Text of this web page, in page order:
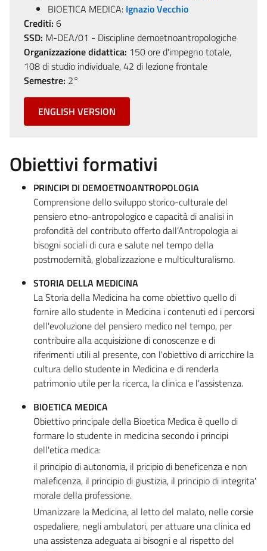
BIOETICA MEDICA: Ignazio Vecchio
Crediti: 6
SSD: M-DEA/01 - Discipline demoetnoantropologiche
Organizzazione didattica: 150 ore d'impegno totale,
108 di studio individuale, 42 di lezione frontale
Semestre: 2°
ENGLISH VERSION
Obiettivi formativi
PRINCIPI DI DEMOETNOANTROPOLOGIA
Comprensione dello sviluppo storico-culturale del
pensiero etno-antropologico e capacità di analisi in
profondità del contributo offerto dall’Antropologia ai
bisogni sociali di cura e salute nel tempo della
postmodernità, globalizzazione e multiculturalismo.
STORIA DELLA MEDICINA
La Storia della Medicina ha come obiettivo quello di
fornire allo studente in Medicina i contenuti ed i percorsi
dell'evoluzione del pensiero medico nel tempo, per
contribuire alla acquisizione di conoscenze e di
riferimenti utili al presente, con l'obiettivo di arricchire la
cultura dello studente in Medicina e di renderla
patrimonio utile per la ricerca, la clinica e l'assistenza.
BIOETICA MEDICA
Obiettivo principale della Bioetica Medica è quello di
formare lo studente in medicina secondo i principi
dell'etica medica:
il principio di autonomia, il pricipio di beneficenza e non
maleficenza, il principio di giustizia, il principio di integrita'
morale della professione.
Umanizzare la Medicina, al letto del malato, nelle corsie
ospedaliere, negli ambulatori, per attuare una clinica ed
una assistenza adeguata ai bisogni e al rispetto del